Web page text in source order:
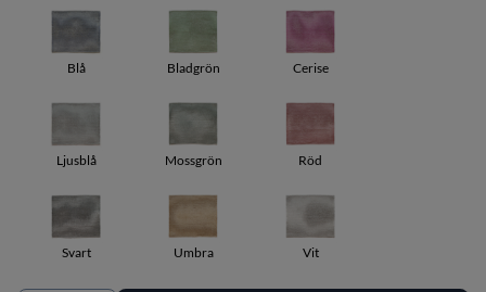
Blå Bladgrön Cerise
Ljusblå Mossgrön Röd
Svart Umbra Vit